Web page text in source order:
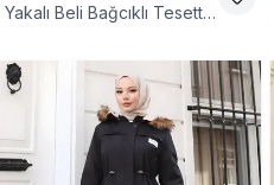
Yakalı Beli Bağcıklı Tesettür